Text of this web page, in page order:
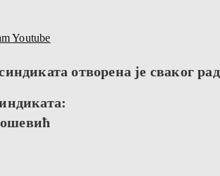
Youtube
отворена је сваког